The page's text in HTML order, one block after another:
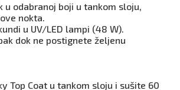
u odabranoj boji u tankom sloju,
nokta.
u UV/LED lampi (48 W).
dok ne postignete željenu
Top Coat u tankom sloju i sušite 60